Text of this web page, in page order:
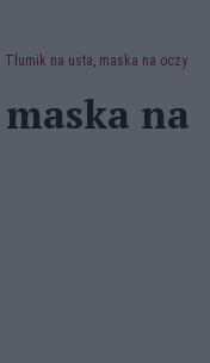
Tłumik na usta, maska na oczy
na